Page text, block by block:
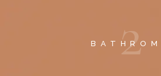
2